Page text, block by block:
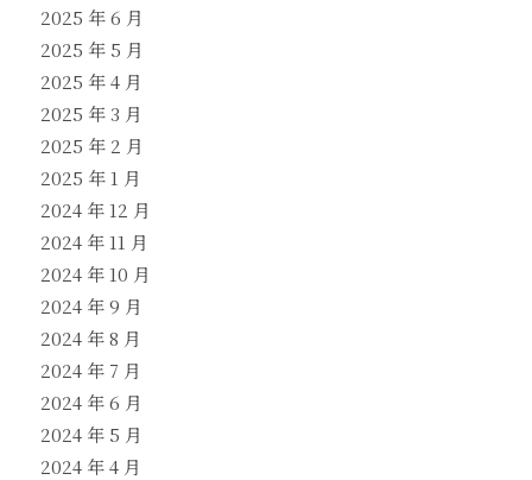
2025 年 6 月
2025 年 5 月
2025 年 4 月
2025 年 3 月
2025 年 2 月
2025 年 1 月
2024 年 12 月
2024 年 11 月
2024 年 10 月
2024 年 9 月
2024 年 8 月
2024 年 7 月
2024 年 6 月
2024 年 5 月
2024 年 4 月